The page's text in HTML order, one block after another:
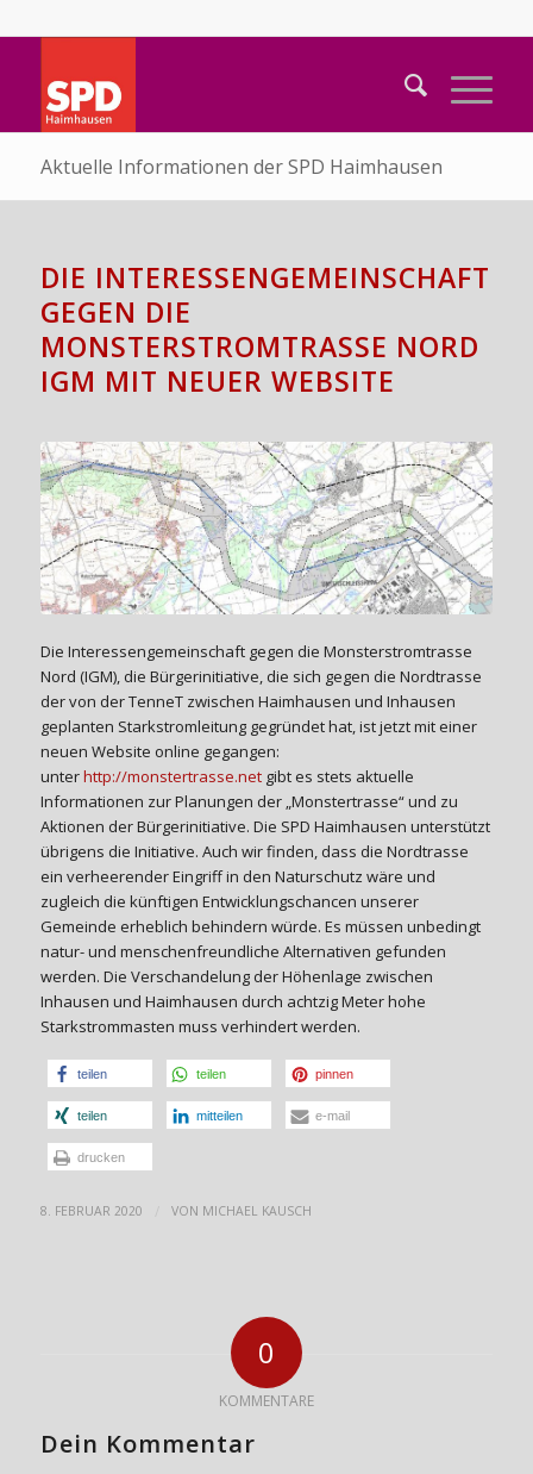
Aktuelle Informationen der SPD Haimhausen
DIE INTERESSENGEMEINSCHAFT
GEGEN DIE
MONSTERSTROMTRASSE NORD
IGM MIT NEUER WEBSITE
Die Interessengemeinschaft gegen die Monsterstromtrasse
Nord (IGM), die Bürgerinitiative, die sich gegen die Nordtrasse
der von der TenneT zwischen Haimhausen und Inhausen
geplanten Starkstromleitung gegründet hat, ist jetzt mit einer
neuen Website online gegangen:
unterhttp://monstertrasse.netgibt es stets aktuelle
Informationen zur Planungen der „Monstertrasse“ und zu
Aktionen der Bürgerinitiative. Die SPD Haimhausen unterstützt
übrigens die Initiative. Auch wir finden, dass die Nordtrasse
ein verheerender Eingriff in den Naturschutz wäre und
zugleich die künftigen Entwicklungschancen unserer
Gemeinde erheblich behindern würde. Es müssen unbedingt
natur- und menschenfreundliche Alternativen gefunden
werden. Die Verschandelung der Höhenlage zwischen
Inhausen und Haimhausen durch achtzig Meter hohe
Starkstrommasten muss verhindert werden.
teilen teilen pinnen
teilen mitteilen e-mail
drucken
8. FEBRUAR 2020 VON MICHAEL KAUSCH
0
KOMMENTARE
Dein Kommentar